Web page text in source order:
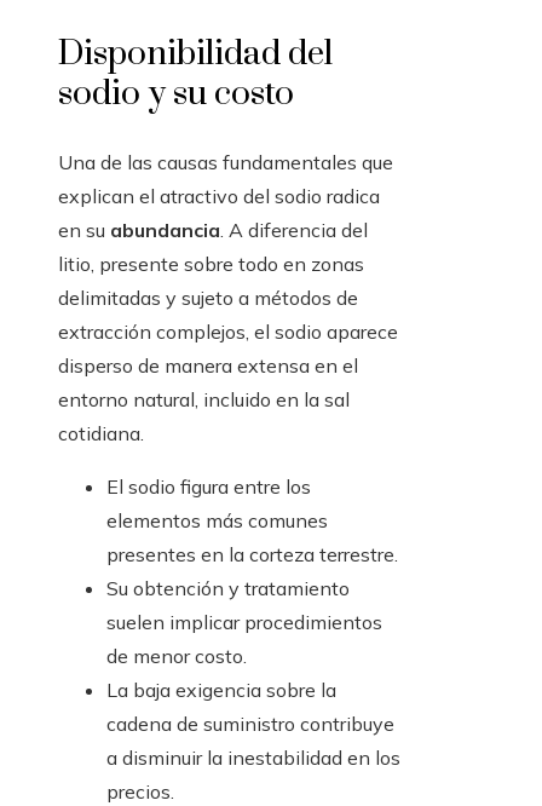
Disponibilidad del
sodio y su costo
Una de las causas fundamentales que
explican el atractivo del sodio radica
en su abundancia. A diferencia del
litio, presente sobre todo en zonas
delimitadas y sujeto a métodos de
extracción complejos, el sodio aparece
disperso de manera extensa en el
entorno natural, incluido en la sal
cotidiana.
El sodio figura entre los
elementos más comunes
presentes en la corteza terrestre.
Su obtención y tratamiento
suelen implicar procedimientos
de menor costo.
La baja exigencia sobre la
cadena de suministro contribuye
a disminuir la inestabilidad en los
precios.